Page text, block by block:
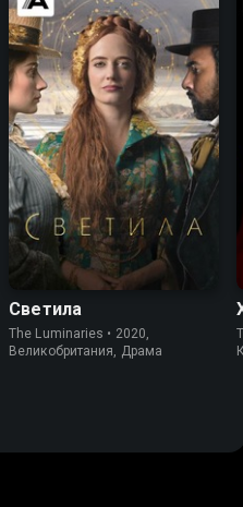
7.0 6.4
Светила
The Luminaries • 2020,
Великобритания, Драма